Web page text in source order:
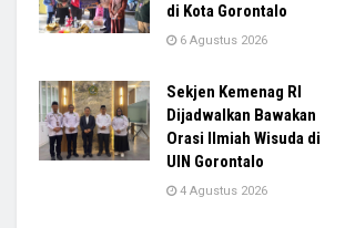
di Kota Gorontalo
6 Agustus 2026
Sekjen Kemenag RI
Dijadwalkan Bawakan
Orasi Ilmiah Wisuda di
UIN Gorontalo
4 Agustus 2026